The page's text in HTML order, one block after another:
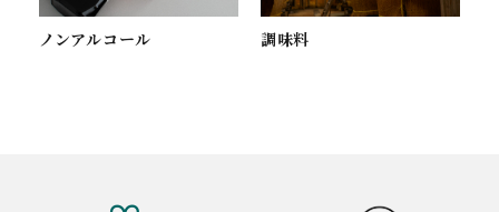
ノンアルコール 調味料